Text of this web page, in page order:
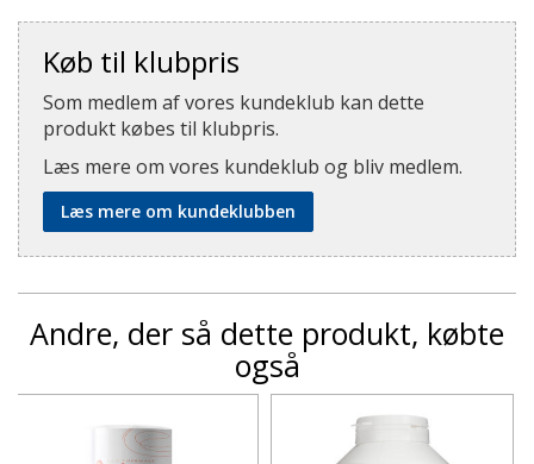
Køb til klubpris
Som medlem af vores kundeklub kan dette
produkt købes til klubpris.
Læs mere om vores kundeklub og bliv medlem.
Læs mere om kundeklubben
Andre, der så dette produkt, købte
også